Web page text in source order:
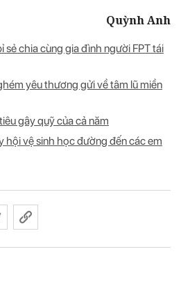
Quỳnh Anh
sẻ chia cùng gia đình người FPT tái
yêu thương gửi về tâm lũ miền
gây quỹ của cả năm
hội vệ sinh học đường đến các em